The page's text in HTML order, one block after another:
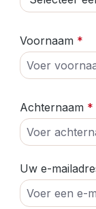
Voornaam *
Achternaam *
Uw e-